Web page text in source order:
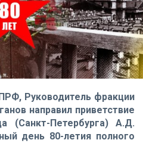
Руководитель фракции
направил приветствие
(Санкт-Петербурга) А.Д.
день 80-летия полного